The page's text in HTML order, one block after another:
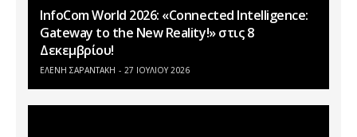
InfoCom World 2026: «Connected Intelligence:
Gateway to the New Reality!» στις 8
Δεκεμβρίου!
ΕΛΕΝΗ ΣΑΡΑΝΤΑΚΗ 27 ΙΟΥΛΊΟΥ 2026